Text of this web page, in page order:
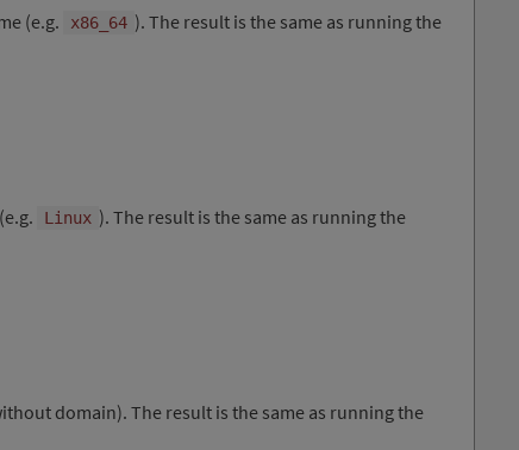
(e.g.
x86_64 ). The result is the same as running the
Linux ). The result is the same as running the
domain). The result is the same as running the